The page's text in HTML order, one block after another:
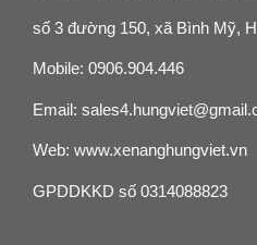
số 3 đường 150, xã Bình Mỹ,
Mobile: 0906.904.446
Email:
Web: www.xenanghungviet.vn
GPDDKKD số 0314088823